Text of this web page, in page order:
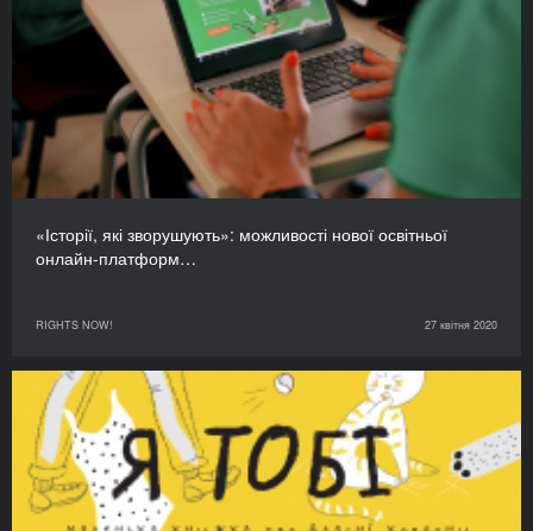
«Історії, які зворушують»: можливості нової освітньої
онлайн-платформ…
RIGHTS NOW! 27 квітня 2020